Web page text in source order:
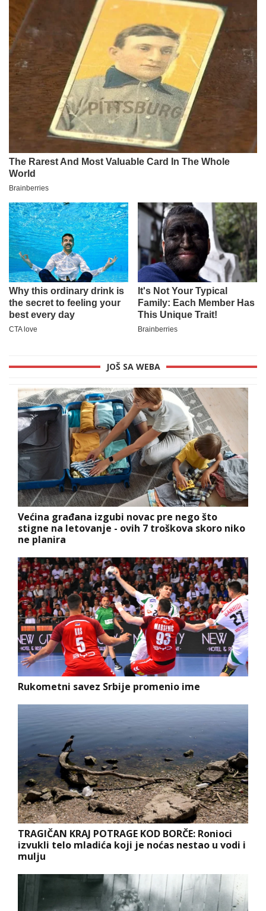
JOŠ SA WEBA
Većina građana izgubi novac pre nego što
stigne na letovanje - ovih 7 troškova skoro niko
ne planira
Rukometni savez Srbije promenio ime
TRAGIČAN KRAJ POTRAGE KOD BORČE: Ronioci
izvukli telo mladića koji je noćas nestao u vodi i
mulju